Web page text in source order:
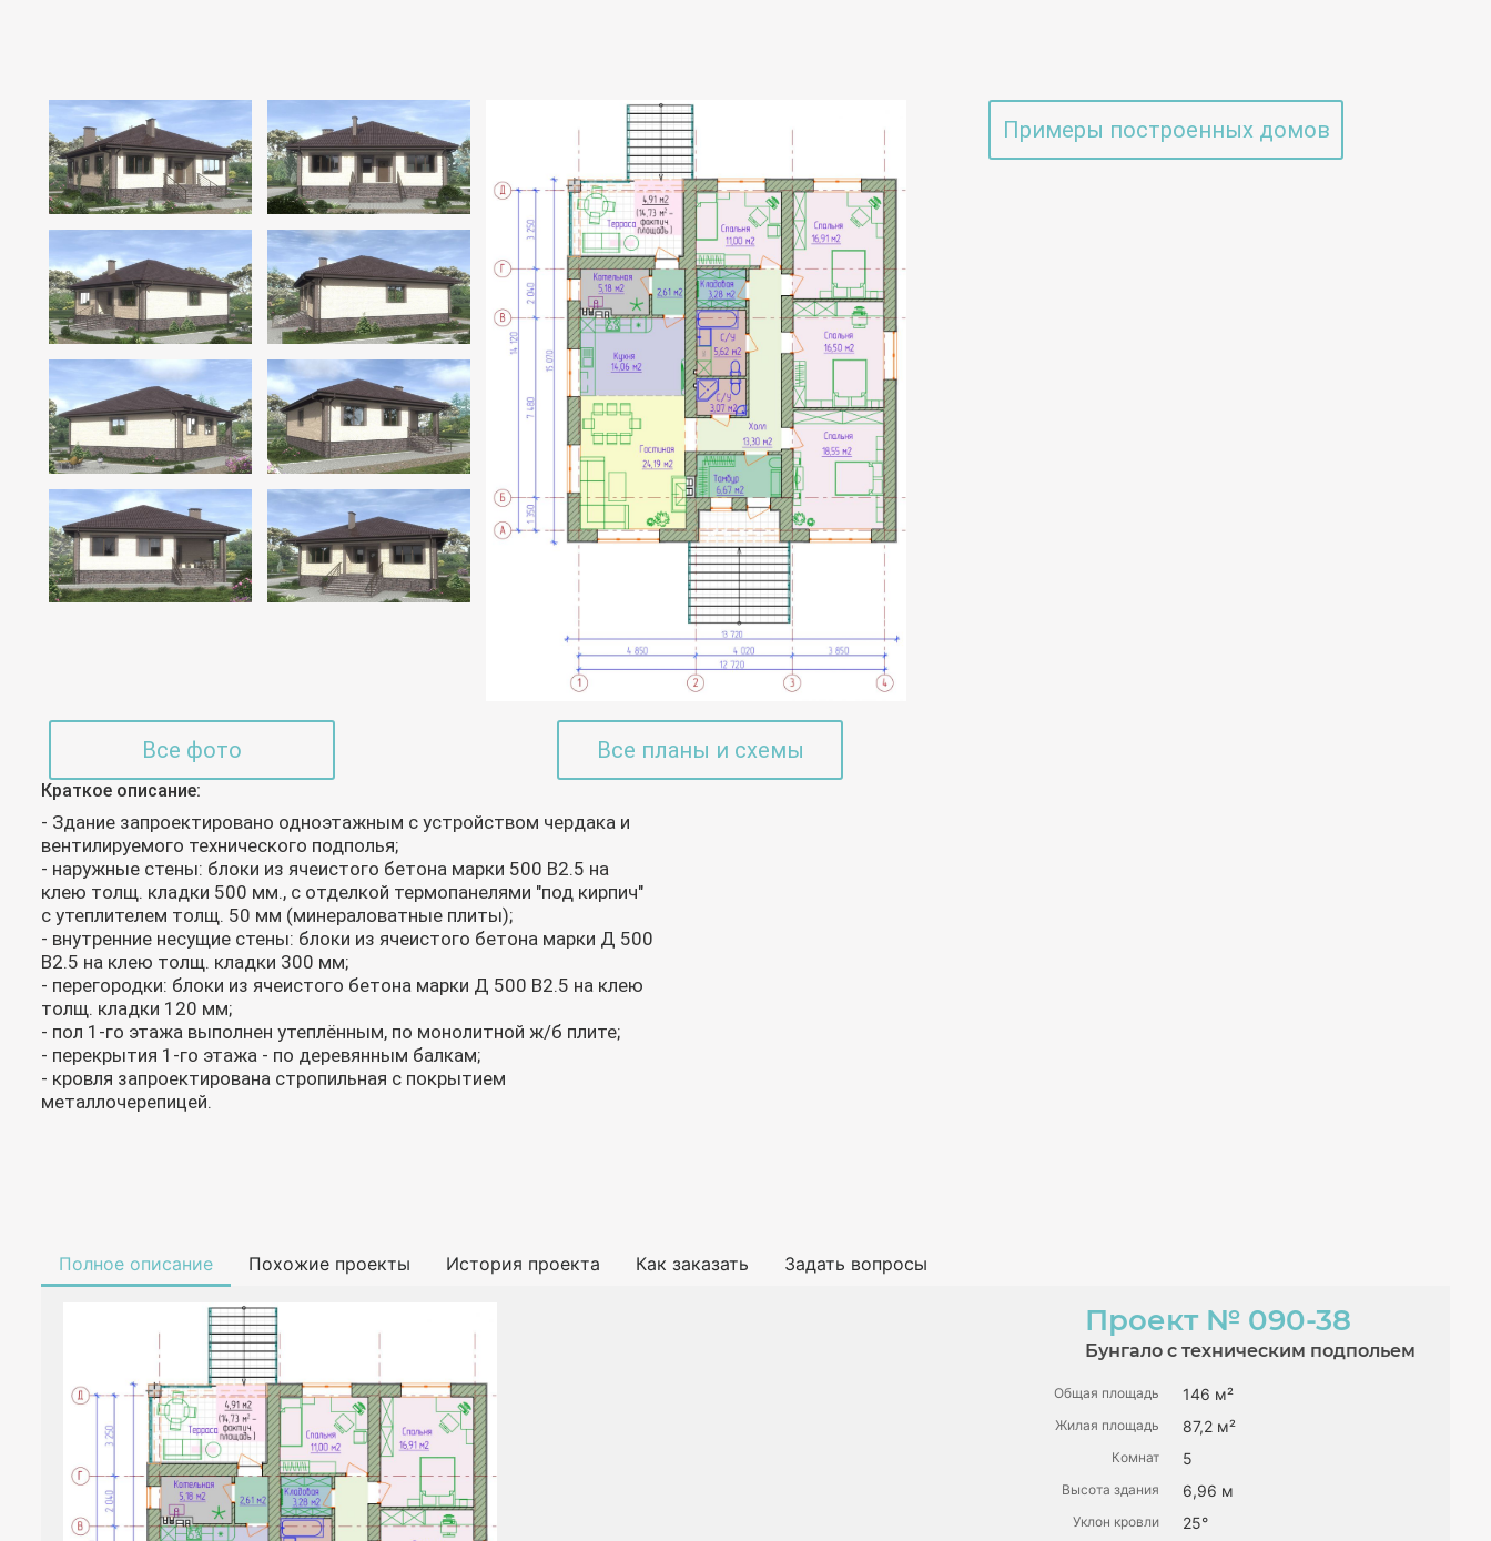
Все фото Все планы и схемы
Примеры построенных домов
Краткое описание:
- Здание запроектировано одноэтажным с устройством чердака и
вентилируемого технического подполья;
- наружные стены: блоки из ячеистого бетона марки 500 В2.5 на
клею толщ. кладки 500 мм., с отделкой термопанелями "под кирпич"
с утеплителем толщ. 50 мм (минераловатные плиты);
- внутренние несущие стены: блоки из ячеистого бетона марки Д 500
В2.5 на клею толщ. кладки 300 мм;
- перегородки: блоки из ячеистого бетона марки Д 500 В2.5 на клею
толщ. кладки 120 мм;
- пол 1-го этажа выполнен утеплённым, по монолитной ж/б плите;
- перекрытия 1-го этажа - по деревянным балкам;
- кровля запроектирована стропильная с покрытием
металлочерепицей.
Полное описание Похожие проекты История проекта Как заказать Задать вопросы
Проект № 090-38
Бунгало с техническим подпольем
Общая площадь 146 м²
Жилая площадь 87,2 м²
Комнат 5
Высота здания 6,96 м
Уклон кровли
25°